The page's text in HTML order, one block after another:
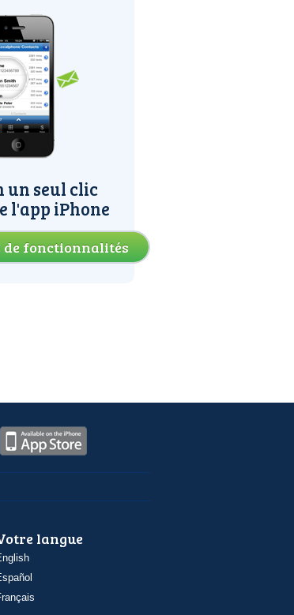
un seul clic
l'app iPhone
de fonctionnalités
langue